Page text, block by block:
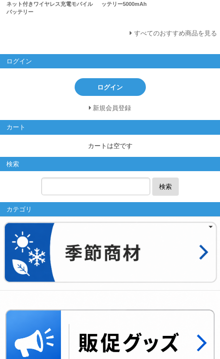
ネット付きワイヤレス充電モバイル
バッテリー
ッテリー5000mAh
すべてのおすすめ商品を見る
ログイン
ログイン
新規会員登録
カート
カートは空です
検索
検索
カテゴリ